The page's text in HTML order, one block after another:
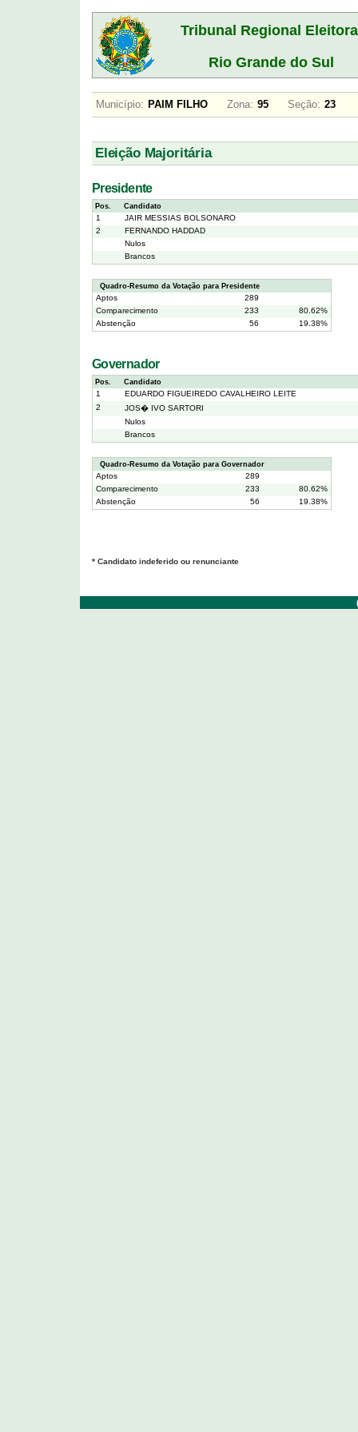
Tribunal Regional
Rio Grande do Sul
Município: PAIM FILHO Zona: 95 Seção: 23
Eleição Majoritária
Presidente
Pos. Candidato
1
JAIR MESSIAS BOLSONARO
2
FERNANDO HADDAD
Nulos
Brancos
Quadro-Resumo da Votação para Presidente
Aptos
289
Comparecimento
233
80.62%
Abstenção
56 19.38%
Governador
Pos. Candidato
1
EDUARDO FIGUEIREDO CAVALHEIRO LEITE
2
JOS� IVO SARTORI
Nulos
Brancos
Quadro-Resumo da Votação para Governador
Aptos
289
Comparecimento
233
80.62%
Abstenção
56 19.38%
* Candidato indeferido ou renunciante